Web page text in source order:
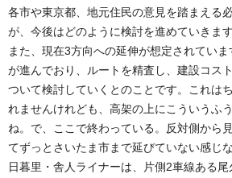
各市や東京都、地元住民の意見を踏まえる
が、今後はどのように検討を進めていきます
また、現在3方向への延伸が想定されてい
が進んでおり、ルートを精査し、建設コス
ついて検討していくとのことです。これは
れませんけれども、高架の上にこういうふ
ね。で、ここで終わっている。反対側から
てずっとさいたま市まで延びていない感じな
日暮里・舎人ライナーは、片側2車線ある